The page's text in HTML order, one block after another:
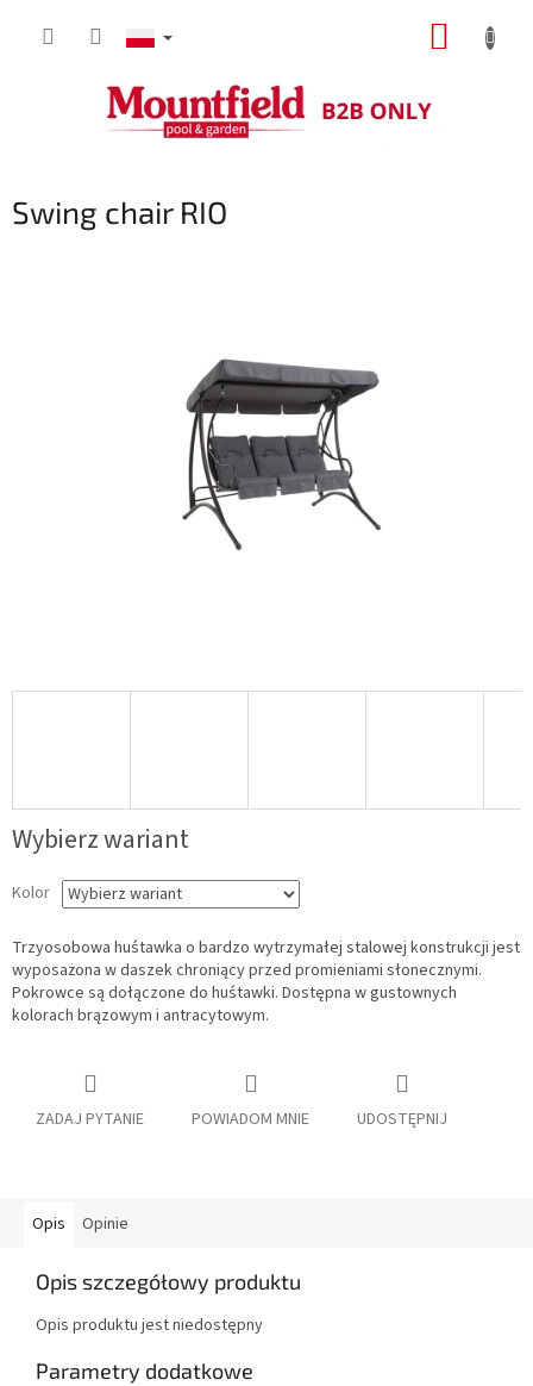
Swing chair RIO
Wybierz wariant
Kolor
Trzyosobowa huśtawka o bardzo wytrzymałej stalowej konstrukcji jest
wyposażona w daszek chroniący przed promieniami słonecznymi.
Pokrowce są dołączone do huśtawki. Dostępna w gustownych
kolorach brązowym i antracytowym.
ZADAJ PYTANIE POWIADOM MNIE UDOSTĘPNIJ
Opis Opinie
Opis szczegółowy produktu
Opis produktu jest niedostępny
Parametry dodatkowe